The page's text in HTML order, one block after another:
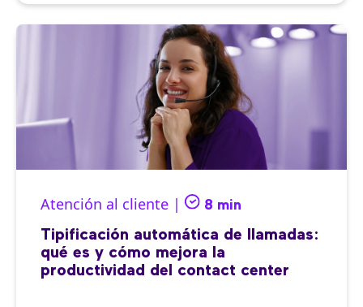
Atención al cliente | 8 min
Tipificación automática de llamadas:
qué es y cómo mejora la
productividad del contact center